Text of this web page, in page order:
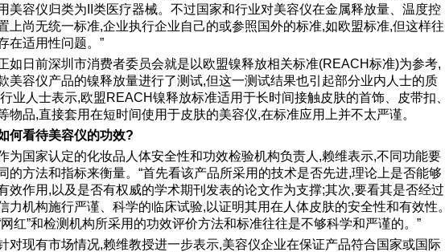
美容仪归类为II类医疗器械。不过国家和行业对美容仪在金属释放量、温度控
上尚无统一标准,企业执行企业自己的或参照国外的标准,如欧盟标准,但这样往
在适用性问题。”
如日前深圳市消费者委员会就是以欧盟镍释放相关标准(REACH标准)为参考,
美容仪产品的镍释放量进行了测试,但这一测试结果也引起部分业内人士的质
业人士表示,欧盟REACH镍释放标准适用于长时间接触皮肤的首饰、皮带扣、
物品,直接套用在短时间使用于皮肤的美容仪,在标准应用上并不太严谨。
何看待美容仪的功效?
为国家认定的化妆品人体安全性和功效检验机构负责人,赖维表示,不同功能要
的方法和指标来衡量。“首先看该产品所采用的技术是否先进,理论上是否能够
效作用,以及是否有权威的学术期刊发表的论文作为支撑;其次,要看其是否经过
力机构施行严谨、科学的临床试验,以证明其用在人体皮肤的安全性和有效性。
网红”和检测机构所采用的功效评价方法和标准往往是不够科学和严谨的。”
对现有市场情况,赖维教授进一步表示,美容仪企业在保证产品符合国家或国际